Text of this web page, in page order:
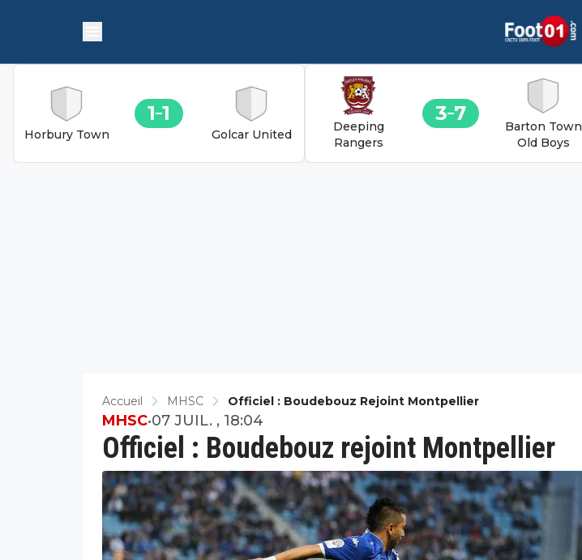
Horbury Town
1 1
Golcar United
Deeping
Rangers
3 7
Barton Town
Old Boys
Accueil MHSC Officiel : Boudebouz Rejoint Montpellier
Officiel : Boudebouz rejoint Montpellier
MHSC•07 JUIL. , 18:04